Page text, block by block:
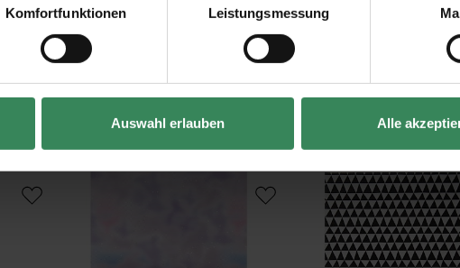
widerrufen
Komfortfunktionen Leistungsmessung
Auswahl erlauben Alle
Kaufempfehlung
Paper Poetry Paper Patch Papier blau-violett 30x42cm
Paper Patch Papier